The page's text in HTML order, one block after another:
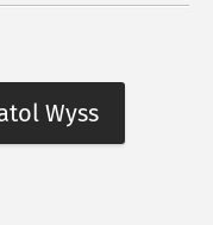
Wyss